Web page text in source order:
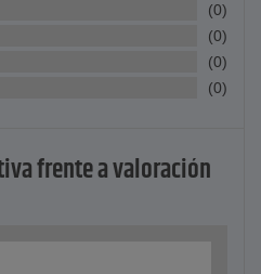
(0)
(0)
(0)
(0)
frente a valoración